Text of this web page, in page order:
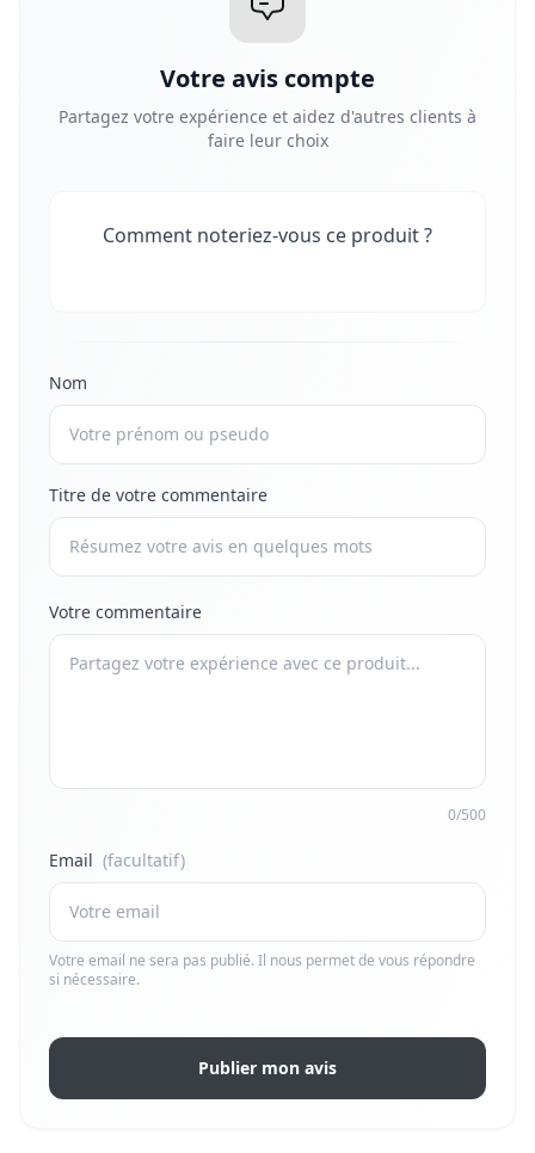
Votre avis compte
Partagez votre expérience et aidez d'autres clients à
faire leur choix
Comment noteriez-vous ce produit ?
Nom
Titre de votre commentaire
Votre commentaire
0/500
Email (facultatif)
Votre email ne sera pas publié. Il nous permet de vous répondre
si nécessaire.
Publier mon avis